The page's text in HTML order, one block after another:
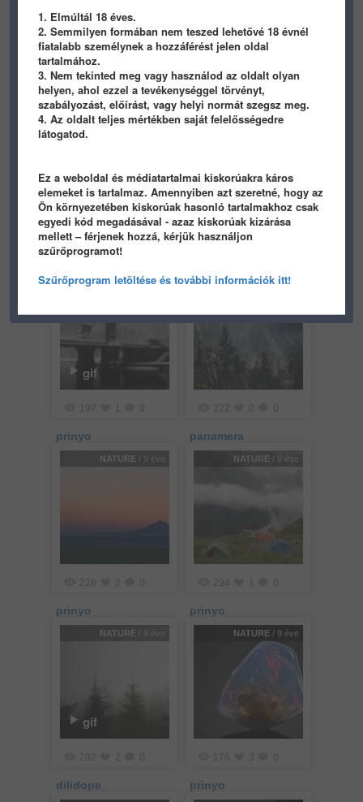
190
prinyo
gif
prinyo
NATURE/ 9 éve
254 2 0
prinyo
NATURE/ 9 éve
180 1
gif
NATURE/ 9 éve
197
prinyo
NATURE/ 9 éve
222
panamera
NATURE / 9 éve
228 2
prinyo
NATURE / 9 éve
294
prinyo
gif
NATURE / 9 éve
292 2
dilidope_
NATURE / 9 éve
176 3
prinyo
1. Elmúltál 18 éves.
2. Semmilyen formában nem teszed lehetővé 18 évnél
fiatalabb személynek a hozzáférést jelen oldal
tartalmához.
3. Nem tekinted meg vagy használod az oldalt olyan
helyen, ahol ezzel a tevékenységgel törvényt,
szabályozást, előírást, vagy helyi normát szegsz meg.
4. Az oldalt teljes mértékben saját felelősségedre
látogatod.
Ez a weboldal és médiatartalmai kiskorúakra káros
elemeket is tartalmaz. Amennyiben azt szeretné, hogy az
Ön környezetében kiskorúak hasonló tartalmakhoz csak
egyedi kód megadásával - azaz kiskorúak kizárása
mellett – férjenek hozzá, kérjük használjon
szűrőprogramot!
Szűrőprogram letöltése és további információk itt!